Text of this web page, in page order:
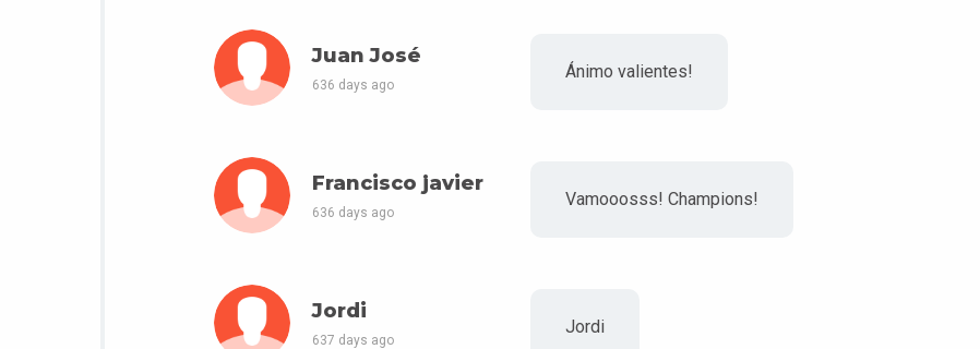
Juan José
636 days ago
Ánimo valientes!
Francisco javier
636 days ago
Vamooosss! Champions!
Jordi
637 days ago
Jordi